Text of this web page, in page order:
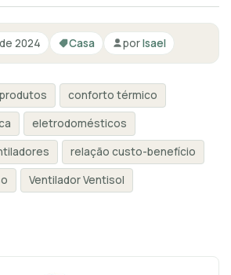
2024 Casa porIsael
conforto térmico
eletrodomésticos
relação custo-benefício
Ventilador Ventisol